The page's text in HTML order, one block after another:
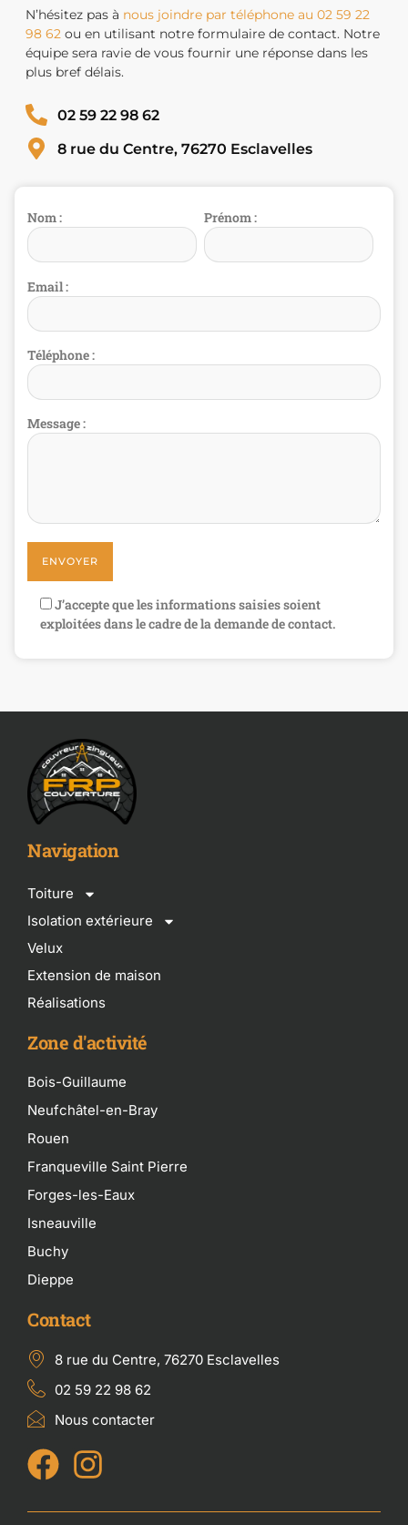
N’hésitez pas à nous joindre par téléphone au 02 59 22
98 62 ou en utilisant notre formulaire de contact. Notre
équipe sera ravie de vous fournir une réponse dans les
plus bref délais.
02 59 22 98 62
8 rue du Centre, 76270 Esclavelles
Nom : Prénom :
Email :
Téléphone :
Message :
J’accepte que les informations saisies soient
exploitées dans le cadre de la demande de contact.
Navigation
Toiture
Isolation extérieure
Velux
Extension de maison
Réalisations
Zone d'activité
Bois-Guillaume
Neufchâtel-en-Bray
Rouen
Franqueville Saint Pierre
Forges-les-Eaux
Isneauville
Buchy
Dieppe
Contact
8 rue du Centre, 76270 Esclavelles
02 59 22 98 62
Nous contacter